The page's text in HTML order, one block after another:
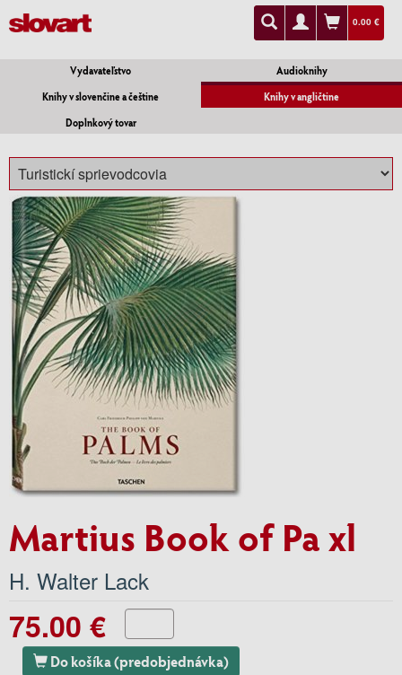
0.00 €
Vydavateľstvo
Audioknihy
Knihy v slovenčine a češtine
Knihy v angličtine
Doplnkový tovar
Martius Book of Pa xl
H. Walter Lack
75.00 €
Do košíka (predobjednávka)